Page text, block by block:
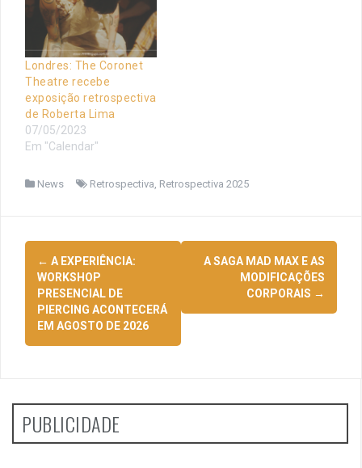
Londres: The Coronet
Theatre recebe
exposição retrospectiva
de Roberta Lima
07/05/2023
Em "Calendar"
News Retrospectiva Retrospectiva 2025
Navegação
de
posts
← A EXPERIÊNCIA:
WORKSHOP
PRESENCIAL DE
PIERCING ACONTECERÁ
EM AGOSTO DE 2026
A SAGA MAD MAX E AS
MODIFICAÇÕES
CORPORAIS →
PUBLICIDADE